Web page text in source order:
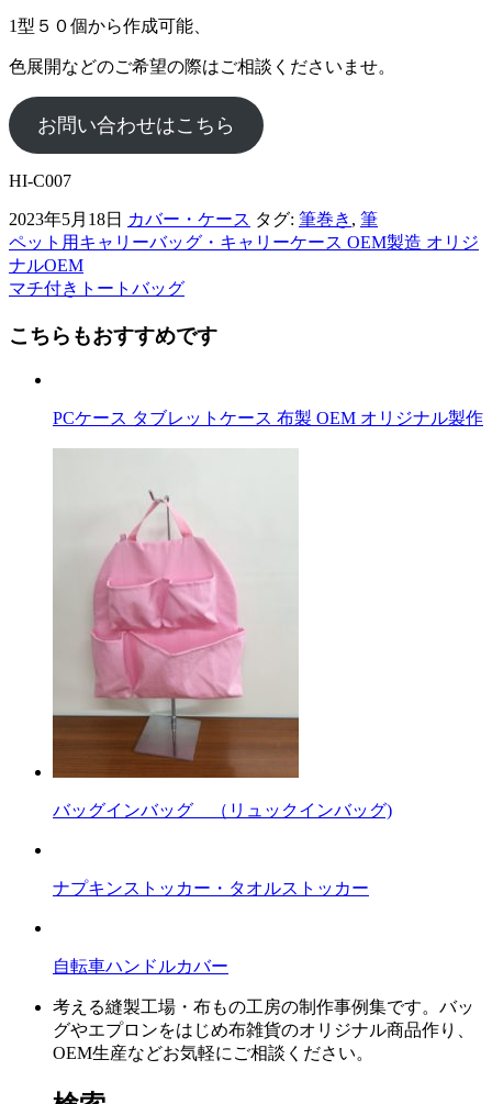
1型５０個から作成可能、
色展開などのご希望の際はご相談くださいませ。
お問い合わせはこちら
HI-C007
2023年5月18日 カバー・ケース タグ: 筆巻き , 筆
前
後
記
ペット用キャリーバッグ・キャリーケース OEM製造 オリジ
ナルOEM
マチ付きトートバッグ
こちらもおすすめです
PCケース タブレットケース 布製 OEM オリジナル製作
バッグインバッグ （リュックインバッグ)
ナプキンストッカー・タオルストッカー
自転車ハンドルカバー
考える縫製工場・布もの工房の制作事例集です。バッ
グやエプロンをはじめ布雑貨のオリジナル商品作り、
OEM生産などお気軽にご相談ください。